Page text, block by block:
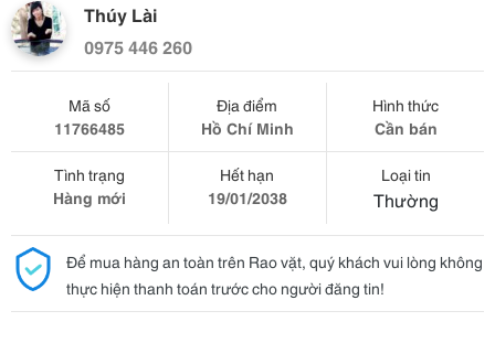
Thúy Lài
0975 446 260
Mã số
11766485
Địa điểm
Hồ Chí Minh
Hình thức
Cần bán
Tình trạng
Hàng mới
Hết hạn
19/01/2038
Loại tin
Thường
Để mua hàng an toàn trên Rao vặt, quý khách vui lòng không
thực hiện thanh toán trước cho người đăng tin!